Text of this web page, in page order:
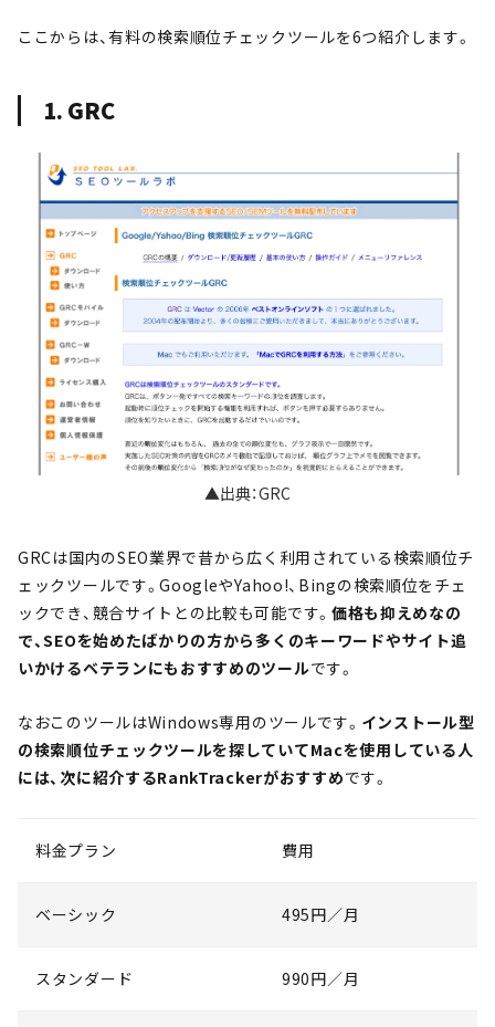
ここからは、有料の検索順位チェックツールを6つ紹介します。
1. GRC
▲出典：GRC
GRCは国内のSEO業界で昔から広く利用されている検索順位チ
ェックツールです。GoogleやYahoo!、Bingの検索順位をチェ
ックでき、競合サイトとの比較も可能です。 価格も抑えめなの
で、SEOを始めたばかりの方から多くのキーワードやサイト追
いかけるベテランにもおすすめのツールです。
なおこのツールはWindows専用のツールです。 インストール型
の検索順位チェックツールを探していてMacを使用している人
には、次に紹介するRankTrackerがおすすめです。
料金プラン 費用
ベーシック 495円／月
スタンダード 990円／月